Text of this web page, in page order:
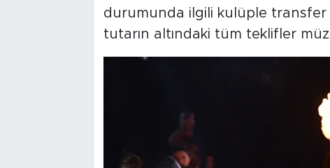
durumunda ilgili kulüple transfer
tutarın altındaki tüm teklifler